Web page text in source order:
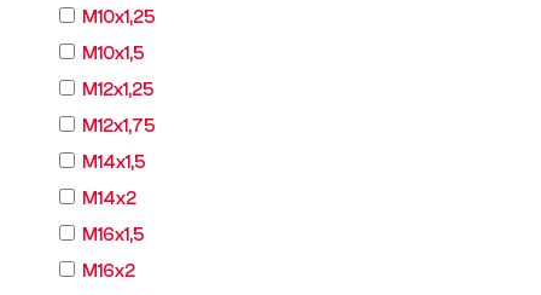
M10x1,25
M10x1,5
M12x1,25
M12x1,75
M14x1,5
M14x2
M16x1,5
M16x2